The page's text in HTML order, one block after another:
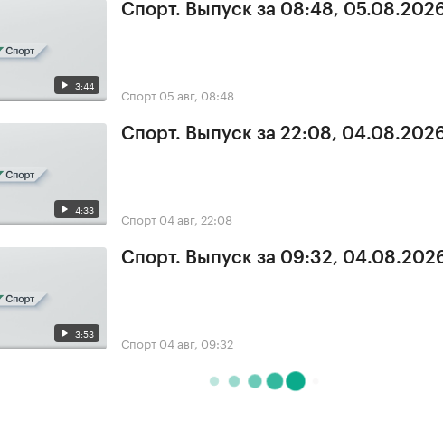
3:44
Спорт. Выпуск за 08:48,
Спорт 05 авг, 08:48
4:33
Спорт. Выпуск за 22:08,
Спорт 04 авг, 22:08
3:53
Спорт. Выпуск за 09:32,
Спорт 04 авг, 09:32